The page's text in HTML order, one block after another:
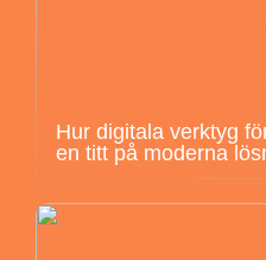
Hur digitala verktyg
en titt på moderna